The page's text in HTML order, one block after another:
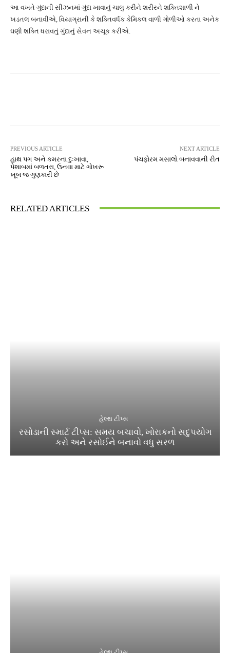
આ વખતે ગુંદાની સીઝનમાં ગુંદા ખાવાનું ચાલુ કરીને શરીરને શક્તિશાળી ને
ખડતલ બનાવીએ, વિયાગ્રાની કે શક્તિવર્ધક કેમિકલ વાળી ગોળીઓ કરતા અનેક
ઘણી શક્તિ ધરાવતું ગુંદાનું સેવન અચૂક કરીએ.
PREVIOUS ARTICLE
હાથ પગ અને કમરના દુઃખાવા,
પેશાબમાં બળતરા, ઉનવા માટે ગોખરૂ
ખૂબ જ ગુણકારી છે
NEXT ARTICLE
પંચફોરમ મસાલો બનાવવાની રીત
RELATED ARTICLES
હેલ્થ ટીપ્સ
રસોડાની સ્માર્ટ ટીપ્સ: સમય બચાવો, ખોરાકનો સદુપયોગ
કરો અને રસોઈને બનાવો વધુ સરળ